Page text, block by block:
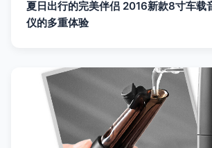
夏日出行的完美伴侣 2016新款8寸车载
仪的多重体验